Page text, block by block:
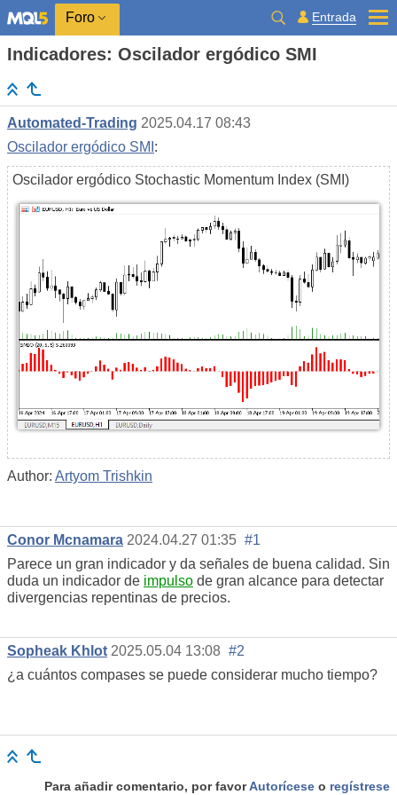
Foro Entrada
Indicadores: Oscilador ergódico SMI
Automated-Trading 2025.04.17 08:43
Oscilador ergódico SMI :
Oscilador ergódico Stochastic Momentum Index (SMI)
Author: Artyom Trishkin
Conor Mcnamara 2024.04.27 01:35 #1
Parece un gran indicador y da señales de buena calidad. Sin
duda un indicador de impulso de gran alcance para detectar
divergencias repentinas de precios.
Sopheak Khlot 2025.05.04 13:08 #2
¿a cuántos compases se puede considerar mucho tiempo?
Para añadir comentario, por favorAutorícese o regístrese